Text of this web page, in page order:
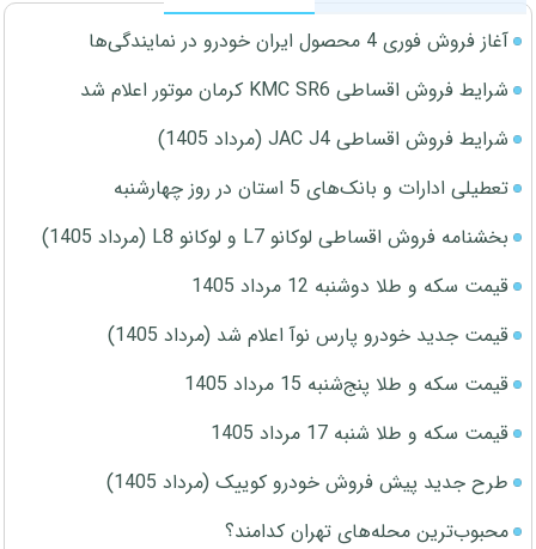
آغاز فروش فوری 4 محصول ایران خودرو در نمایندگی‌ها
شرایط فروش اقساطی KMC SR6 کرمان موتور اعلام شد
شرایط فروش اقساطی JAC J4 (مرداد 1405)
تعطیلی ادارات و بانک‌های 5 استان در روز چهارشنبه
بخشنامه فروش اقساطی لوکانو L7 و لوکانو L8 (مرداد 1405)
قیمت سکه و طلا دوشنبه 12 مرداد 1405
قیمت جدید خودرو پارس نوآ اعلام شد (مرداد 1405)
قیمت سکه و طلا پنج‌شنبه 15 مرداد 1405
قیمت سکه و طلا شنبه 17 مرداد 1405
طرح جدید پیش فروش خودرو کوییک (مرداد 1405)
محبوب‌ترین محله‌های تهران کدامند؟